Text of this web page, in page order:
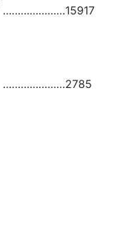
…………………15917
…………………2785